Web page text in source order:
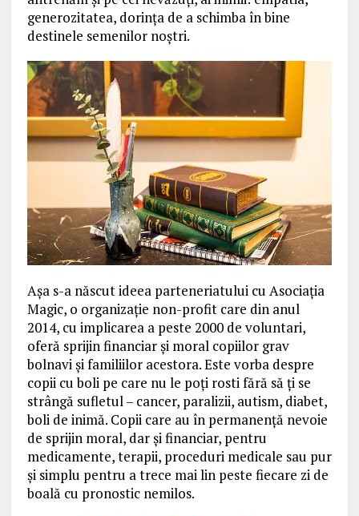
generozitatea, dorința de a schimba în bine
destinele semenilor noștri.
Așa s-a născut ideea parteneriatului cu Asociația
Magic, o organizație non-profit care din anul
2014, cu implicarea a peste 2000 de voluntari,
oferă sprijin financiar și moral copiilor grav
bolnavi și familiilor acestora. Este vorba despre
copii cu boli pe care nu le poți rosti fără să ți se
strângă sufletul – cancer, paralizii, autism, diabet,
boli de inimă. Copii care au în permanență nevoie
de sprijin moral, dar și financiar, pentru
medicamente, terapii, proceduri medicale sau pur
și simplu pentru a trece mai lin peste fiecare zi de
boală cu pronostic nemilos.